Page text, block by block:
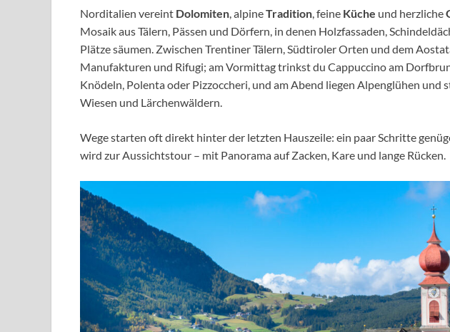
Norditalien vereint Dolomiten, alpineTradition, feine Küche und herzliche
Mosaik aus Tälern, Pässen und Dörfern, in denen Holzfassaden,
Plätze säumen. Zwischen Trentiner Tälern, Südtiroler Orten und dem
Manufakturen und Rifugi; am Vormittag trinkst du Cappuccino am
Knödeln, Polenta oder Pizzoccheri, und am Abend liegen Alpenglühen und
Wiesen und Lärchenwäldern.
Wege starten oft direkt hinter der letzten Hauszeile: ein paar Schritte
wird zur Aussichtstour – mit Panorama auf Zacken, Kare und lange Rücken.